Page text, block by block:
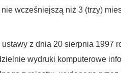
wcześniejszą niż 3 (trzy)
z dnia 20 sierpnia 1997
wydruki komputerowe